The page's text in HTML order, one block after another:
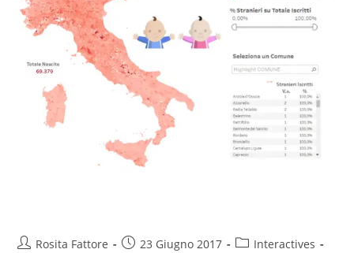
Rosita Fattore 23 Giugno 2017
Interactives